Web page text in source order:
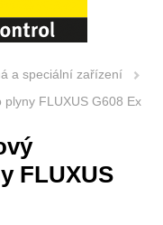
a speciální zařízení
FLUXUS G608 Ex
FLUXUS